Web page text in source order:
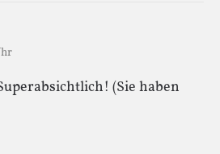
(Sie haben